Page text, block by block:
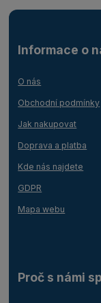
Informace o
O nás
Obchodní podmínky
Jak nakupovat
Doprava a platba
Kde nás najdete
GDPR
Mapa webu
Proč s námi